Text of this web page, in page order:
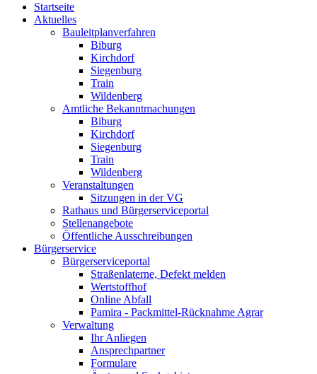
Startseite
Aktuelles
Bauleitplanverfahren
Biburg
Kirchdorf
Siegenburg
Train
Wildenberg
Amtliche Bekanntmachungen
Biburg
Kirchdorf
Siegenburg
Train
Wildenberg
Veranstaltungen
Sitzungen in der VG
Rathaus und Bürgerserviceportal
Stellenangebote
Öffentliche Ausschreibungen
Bürgerservice
Bürgerserviceportal
Straßenlaterne, Defekt melden
Wertstoffhof
Online Abfall
Pamira - Packmittel-Rücknahme Agrar
Verwaltung
Ihr Anliegen
Ansprechpartner
Formulare